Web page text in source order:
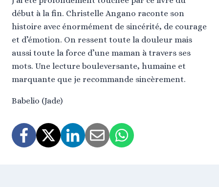
début à la fin. Christelle Angano raconte son
histoire avec énormément de sincérité, de courage
et d’émotion. On ressent toute la douleur mais
aussi toute la force d’une maman à travers ses
mots. Une lecture bouleversante, humaine et
marquante que je recommande sincèrement.
Babelio (Jade)